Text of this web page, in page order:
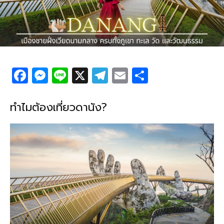
F
a
c
e
b
o
o
k
M
e
ss
e
n
g
er
Li
n
e
X T
el
g
ra
m
E
m
e
ทำไมต้องเที่ยวดานัง?